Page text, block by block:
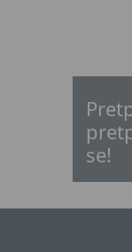
se!